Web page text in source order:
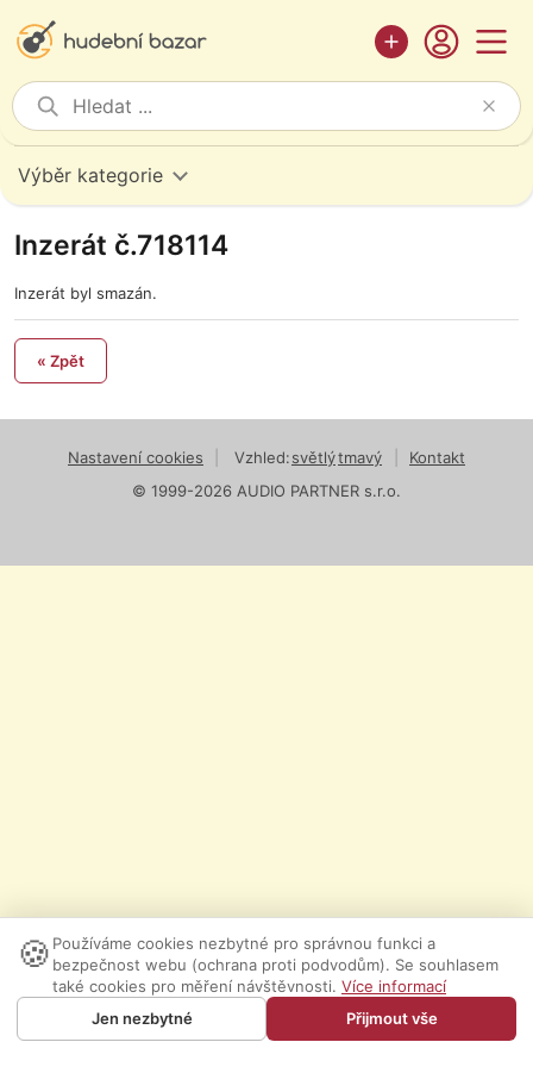
Výběr kategorie
Inzerát č.718114
Inzerát byl smazán.
« Zpět
Nastavení cookies Vzhled:světlýtmavý
Kontakt
© 1999-2026 AUDIO PARTNER s.r.o.
🍪 Používáme cookies nezbytné pro správnou funkci a
bezpečnost webu (ochrana proti podvodům). Se souhlasem
také cookies pro měření návštěvnosti. Více informací
Jen nezbytné
Přijmout vše